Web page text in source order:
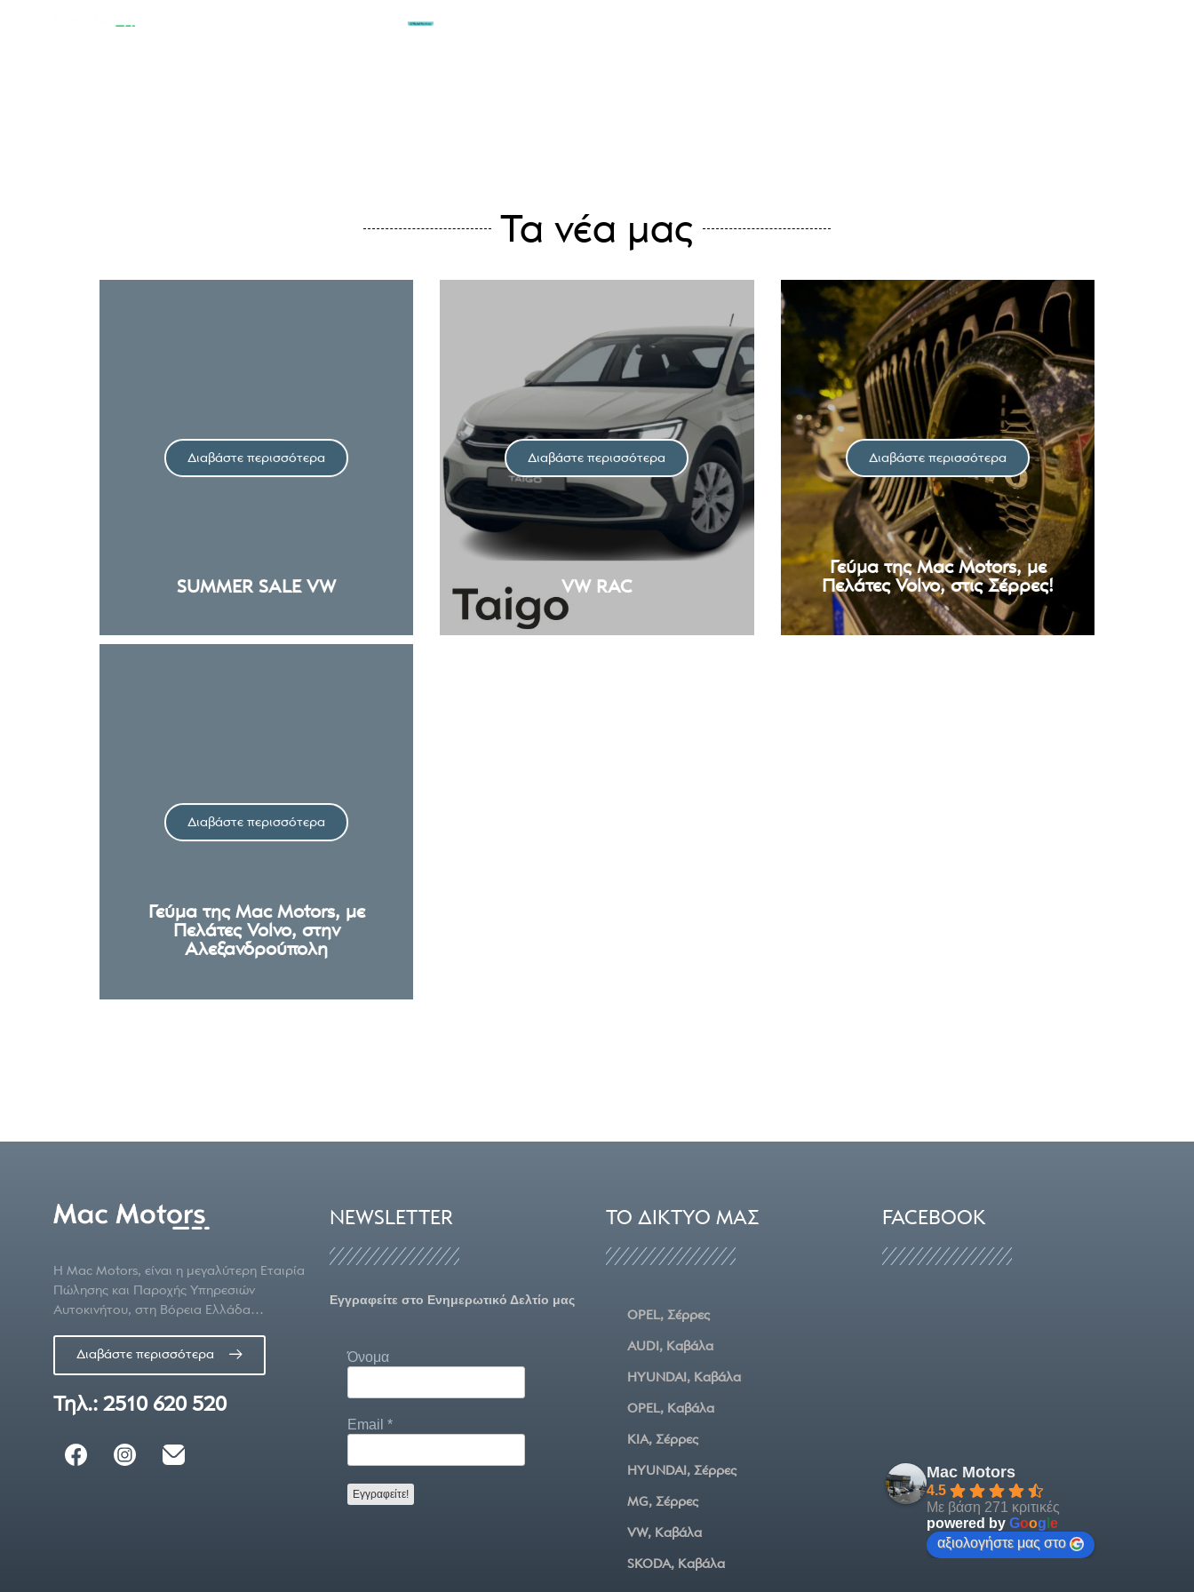
Τα νέα μας
SUMMER SALE VW
Διαβάστε περισσότερα
VW RAC
Διαβάστε περισσότερα
Γεύμα της Mac Motors, με
Πελάτες Volvo, στις Σέρρες!
Διαβάστε περισσότερα
Γεύμα της Mac Motors, με
Πελάτες Volvo, στην
Αλεξανδρούπολη
Διαβάστε περισσότερα
Η Mac Motors, είναι η μεγαλύτερη Εταιρία
Πώλησης και Παροχής Υπηρεσιών
Αυτοκινήτου, στη Βόρεια Ελλάδα…
Διαβάστε περισσότερα
Τηλ.: 2510 620 520
NEWSLETTER
Εγγραφείτε στο Ενημερωτικό Δελτίο μας
Όνομα
Email *
ΤΟ ΔΊΚΤΥΌ ΜΑΣ
OPEL, Σέρρες
AUDI, Καβάλα
HYUNDAI, Καβάλα
OPEL, Καβάλα
KIA, Σέρρες
HYUNDAI, Σέρρες
MG, Σέρρες
VW, Καβάλα
SKODA, Καβάλα
FACEBOOK
Mac Motors
4.5
Με βάση 271 κριτικές
powered by Goog e
αξιολογήστε μας στο